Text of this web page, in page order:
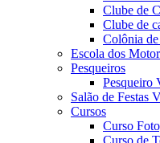
Clube de
Clube de
Colônia
Escola dos
Pesqueiros
Pesqueiro
Salão de Festas
Cursos
Curso
Curso de